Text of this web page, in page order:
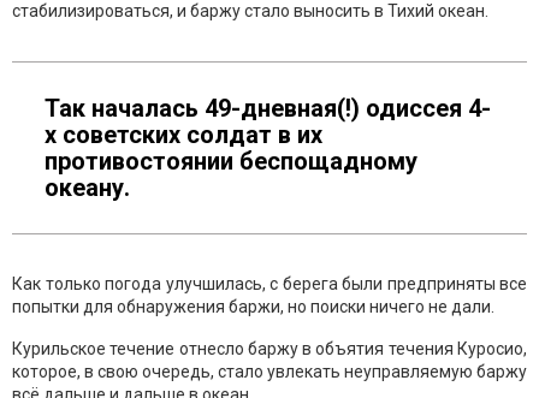
стабилизироваться, и баржу стало выносить в Тихий океан.
Так началась 49-дневная(!) одиссея 4-
х советских солдат в их
противостоянии беспощадному
океану.
Как только погода улучшилась, с берега были предприняты все
попытки для обнаружения баржи, но поиски ничего не дали.
Курильское течение отнесло баржу в объятия течения Куросио,
которое, в свою очередь, стало увлекать неуправляемую баржу